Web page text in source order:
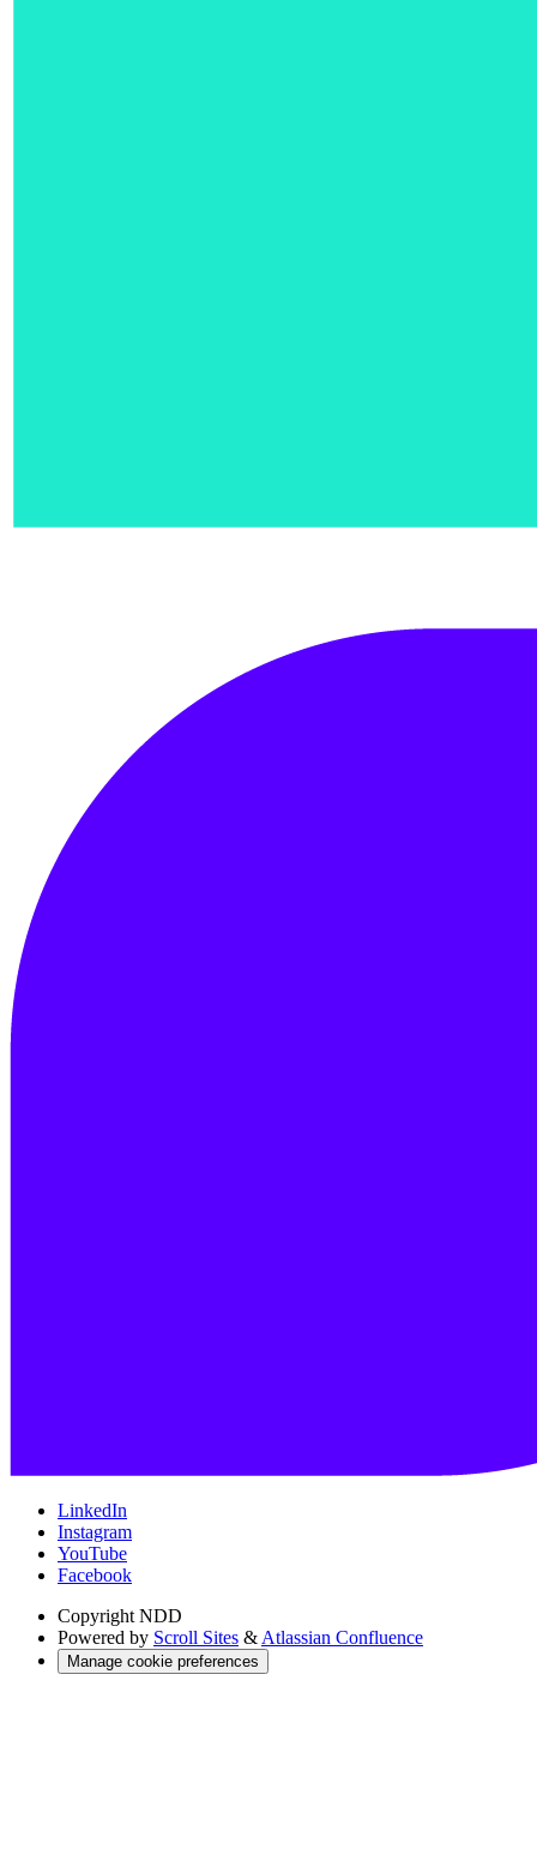
LinkedIn
Instagram
YouTube
Facebook
Copyright NDD
Powered by Scroll Sites & Atlassian Confluence
Manage cookie preferences